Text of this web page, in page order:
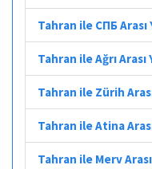
Tahran ile СПБ
Tahran ile Ağrı
Tahran ile Zürih
Tahran ile Atina
Tahran ile Merv